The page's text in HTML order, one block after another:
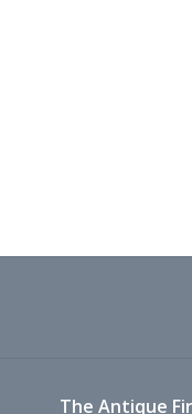
The Antique